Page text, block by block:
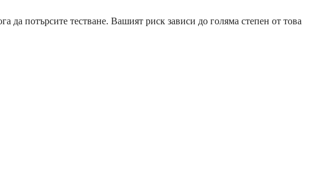
потърсите тестване. Вашият риск зависи до голяма степен от това